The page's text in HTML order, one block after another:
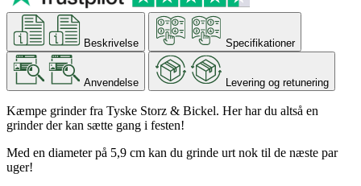
Beskrivelse Specifikationer
Anvendelse Levering og retunering
Kæmpe grinder fra Tyske Storz & Bickel. Her har du altså en
grinder der kan sætte gang i festen!
Med en diameter på 5,9 cm kan du grinde urt nok til de næste par
uger!